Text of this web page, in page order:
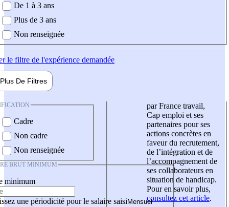
De 1 à 3 ans
Plus de 3 ans
Non renseignée
le filtre de l'expérience demandée
Plus De Filtres
Cadre
Non cadre
Non renseignée
BRUT MINIMUM
minimum
une périodicité pour le salaire saisi
par France travail,
Cap emploi et ses
partenaires pour ses
actions concrètes en
faveur du recrutement,
de l’intégration et de
l’accompagnement de
ses collaborateurs en
situation de handicap.
Pour en savoir plus,
consultez cet article.